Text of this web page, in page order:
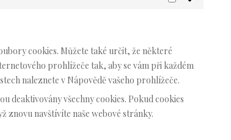
cookies. Můžete také určit, že některé
prohlížeče tak, aby se vám při každém
naleznete v Nápovědě vašeho prohlížeče.
deaktivovány všechny cookies. Pokud cookies
znovu navštívíte naše webové stránky.